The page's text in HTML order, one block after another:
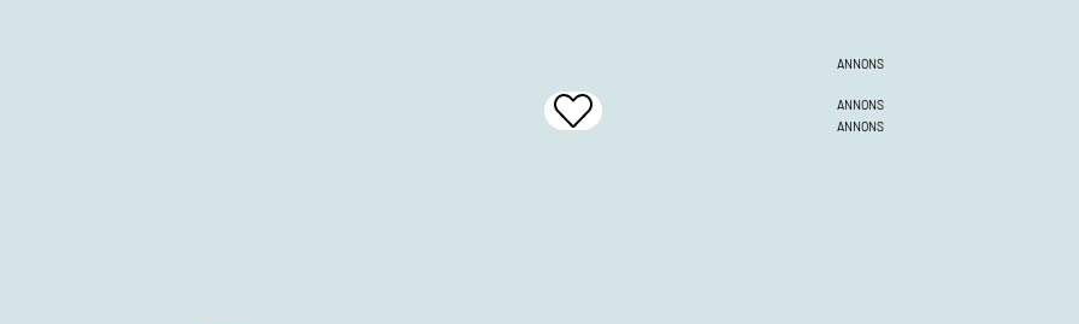
Add
To
ANNONS
ANNONS
ANNONS